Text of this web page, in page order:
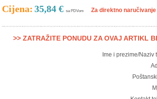
Cijena: 35,84 € sa PDVom Za direktno
>> ZATRAŽITE PONUDU ZA OVAJ ARTIKL
Ime i prezime/Naziv